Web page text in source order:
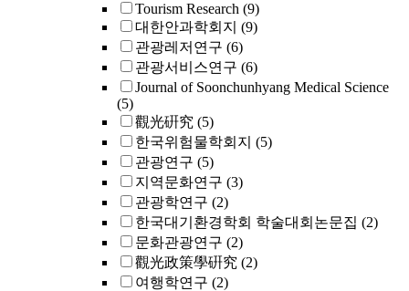
Tourism Research (9)
대한안과학회지 (9)
관광레저연구 (6)
관광서비스연구 (6)
Journal of Soonchunhyang Medical Science
(5)
觀光硏究 (5)
한국위험물학회지 (5)
관광연구 (5)
지역문화연구 (3)
관광학연구 (2)
한국대기환경학회 학술대회논문집 (2)
문화관광연구 (2)
觀光政策學硏究 (2)
여행학연구 (2)